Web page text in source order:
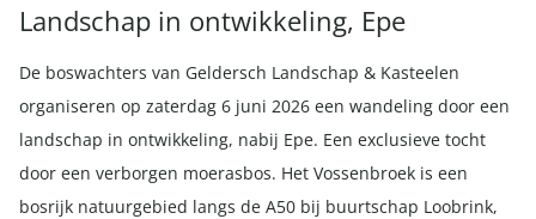
Landschap in ontwikkeling, Epe
De boswachters van Geldersch Landschap & Kasteelen
organiseren op zaterdag 6 juni 2026 een wandeling door een
landschap in ontwikkeling, nabij Epe. Een exclusieve tocht
door een verborgen moerasbos. Het Vossenbroek is een
bosrijk natuurgebied langs de A50 bij buurtschap Loobrink,